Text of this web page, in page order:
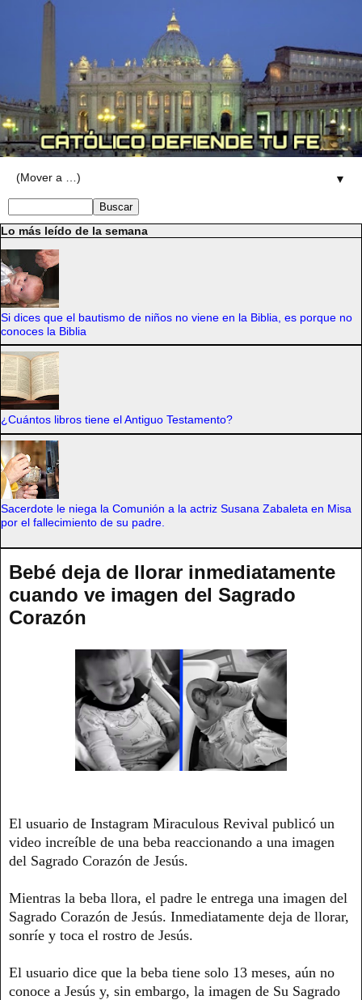
▼
Lo más leído de la semana
Si dices que el bautismo de niños no viene en la Biblia, es porque no
conoces la Biblia
¿Cuántos libros tiene el Antiguo Testamento?
Sacerdote le niega la Comunión a la actriz Susana Zabaleta en Misa
por el fallecimiento de su padre.
Bebé deja de llorar inmediatamente
cuando ve imagen del Sagrado
Corazón
El usuario de Instagram Miraculous Revival publicó un
video increíble de una beba reaccionando a una imagen
del Sagrado Corazón de Jesús.
Mientras la beba llora, el padre le entrega una imagen del
Sagrado Corazón de Jesús. Inmediatamente deja de llorar,
sonríe y toca el rostro de Jesús.
El usuario dice que la beba tiene solo 13 meses, aún no
conoce a Jesús y, sin embargo, la imagen de Su Sagrado